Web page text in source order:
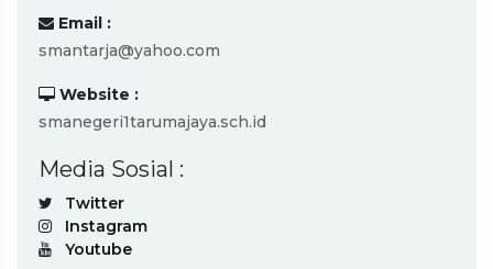
Email :
smantarja@yahoo.com
Website :
smanegeri1tarumajaya.sch.id
Media Sosial :
Twitter
Instagram
Youtube